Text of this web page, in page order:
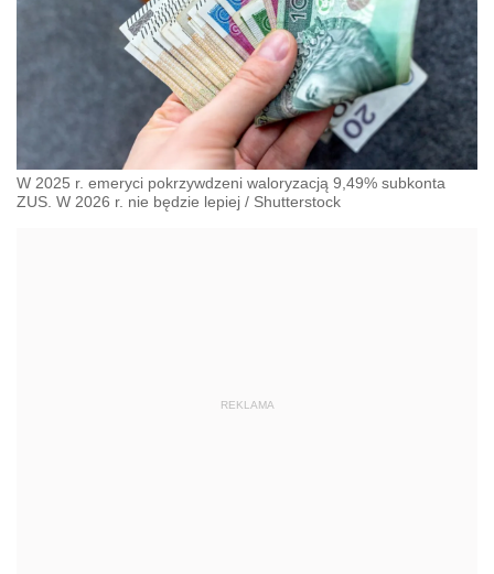
W 2025 r. emeryci pokrzywdzeni waloryzacją 9,49% subkonta
ZUS. W 2026 r. nie będzie lepiej / Shutterstock